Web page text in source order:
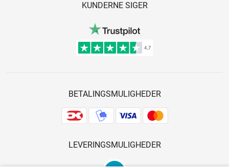
KUNDERNE SIGER
BETALINGSMULIGHEDER
LEVERINGSMULIGHEDER